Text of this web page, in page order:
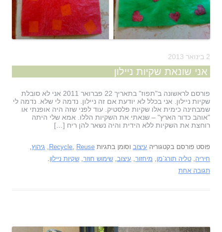
2 בינואר 2013
אני שונאת שקיות ניילון
פורסם לראשונה ב"תפוז" בתאריך 22 פברואר 2011 אני לא סובלת
שקיות ניילון. אני בכלל לא יודעת אם זה ניילון. נדמה לי שלא. נדמה לי
שמבחינה כימית אלו שקיות פלסטיק. עוד לפני שזה היה אופנתי או
"אוהב כדור הארץ" – שנאתי את השקיות הללו. אמא שלי היתה
רוחצת את השקיות ללא הידית והיה נשאר להן ריח […]
פוסט פורסם בקטגוריה עיצוב וסומן בתגיות Recycle Reuse גיהוץ
חיריה טליה תורג`מן מיחזור עיצוב שימוש חוזר שקיות ניילון
תגובה אחת